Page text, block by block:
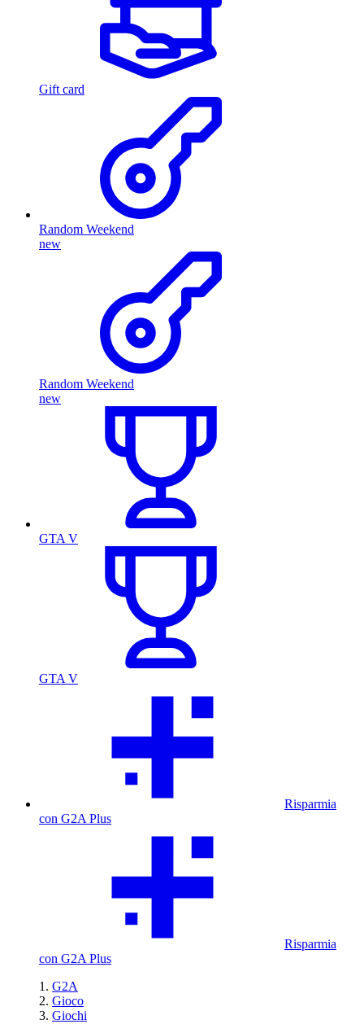
Gift card
Random Weekend
new
Random Weekend
new
GTA V
GTA V
Risparmia
con G2A Plus
Risparmia
con G2A Plus
G2A
Gioco
Giochi